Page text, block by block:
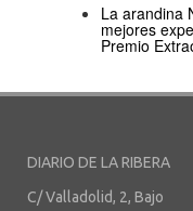
La arandina
mejores
Premio
DIARIO DE LA RIBERA
C/ Valladolid, 2, Bajo